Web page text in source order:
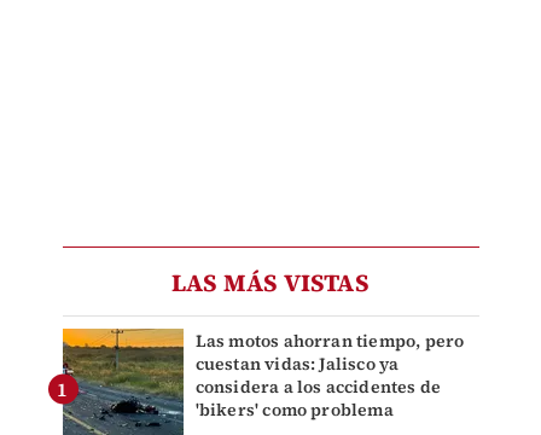
LAS MÁS VISTAS
Las motos ahorran tiempo, pero
cuestan vidas: Jalisco ya
considera a los accidentes de
'bikers' como problema